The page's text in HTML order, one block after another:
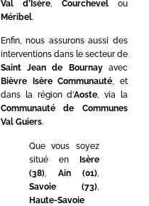
Val d’Isère, Courchevelou
Méribel.
Enfin, nous assurons aussi des
interventions dans le secteur de
Saint Jean de Bournayavec
Bièvre Isère Communauté, et
dans la région d’Aoste, via la
Communauté de Communes
Val Guiers.
Que vous soyez
situé en Isère
(38), Ain (01)
Savoie (73)
Haute-Savoie